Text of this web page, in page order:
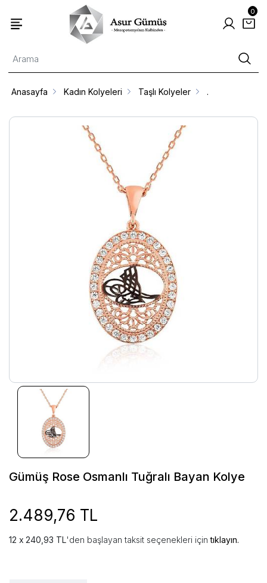
0
Anasayfa Kadın Kolyeleri Taşlı Kolyeler .
Gümüş Rose Osmanlı Tuğralı Bayan Kolye
2.489,76 TL
240,93 TL'den başlayan taksit seçenekleri içintıklayın.